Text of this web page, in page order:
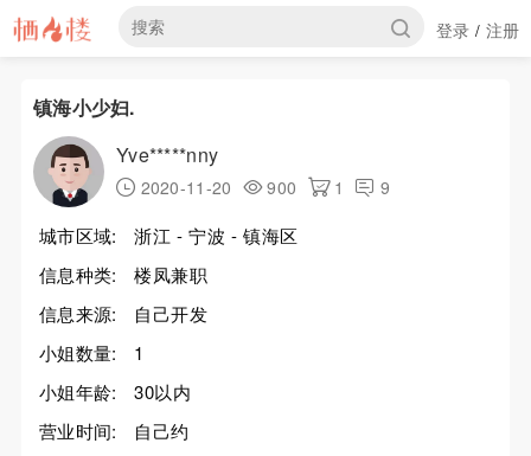
登录 / 注册
镇海小少妇.
Yve*****nny
2020-11-20 900 1 9
城市区域:
浙江 - 宁波 - 镇海区
信息种类:
楼凤兼职
信息来源:
自己开发
小姐数量:
1
小姐年龄:
30以内
营业时间:
自己约